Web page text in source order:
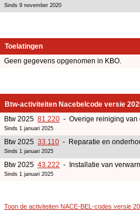
Sinds 9 november 2020
Toelatingen
Geen gegevens opgenomen in KBO.
Btw-activiteiten Nacebelcode versie
Btw 2025 81.220 - Overige reiniging van
Sinds 1 januari 2025
Btw 2025 33.110 - Reparatie en
Sinds 1 januari 2025
Btw 2025 43.222 - Installatie van
Sinds 1 januari 2025
Toon de activiteiten NACE-BEL-codes versie